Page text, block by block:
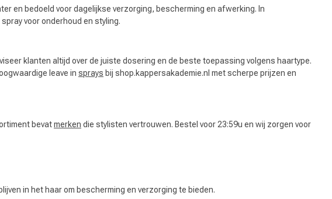
onze
en bedoeld voor dagelijkse verzorging, bescherming en afwerking. In
voor onderhoud en styling.
klanten altijd over de juiste dosering en de beste toepassing volgens haartype.
leave in sprays bij shop.kappersakademie.nl met scherpe prijzen en
bevatmerken die stylisten vertrouwen. Bestel voor 23:59u en wij zorgen voor
in het haar om bescherming en verzorging te bieden.